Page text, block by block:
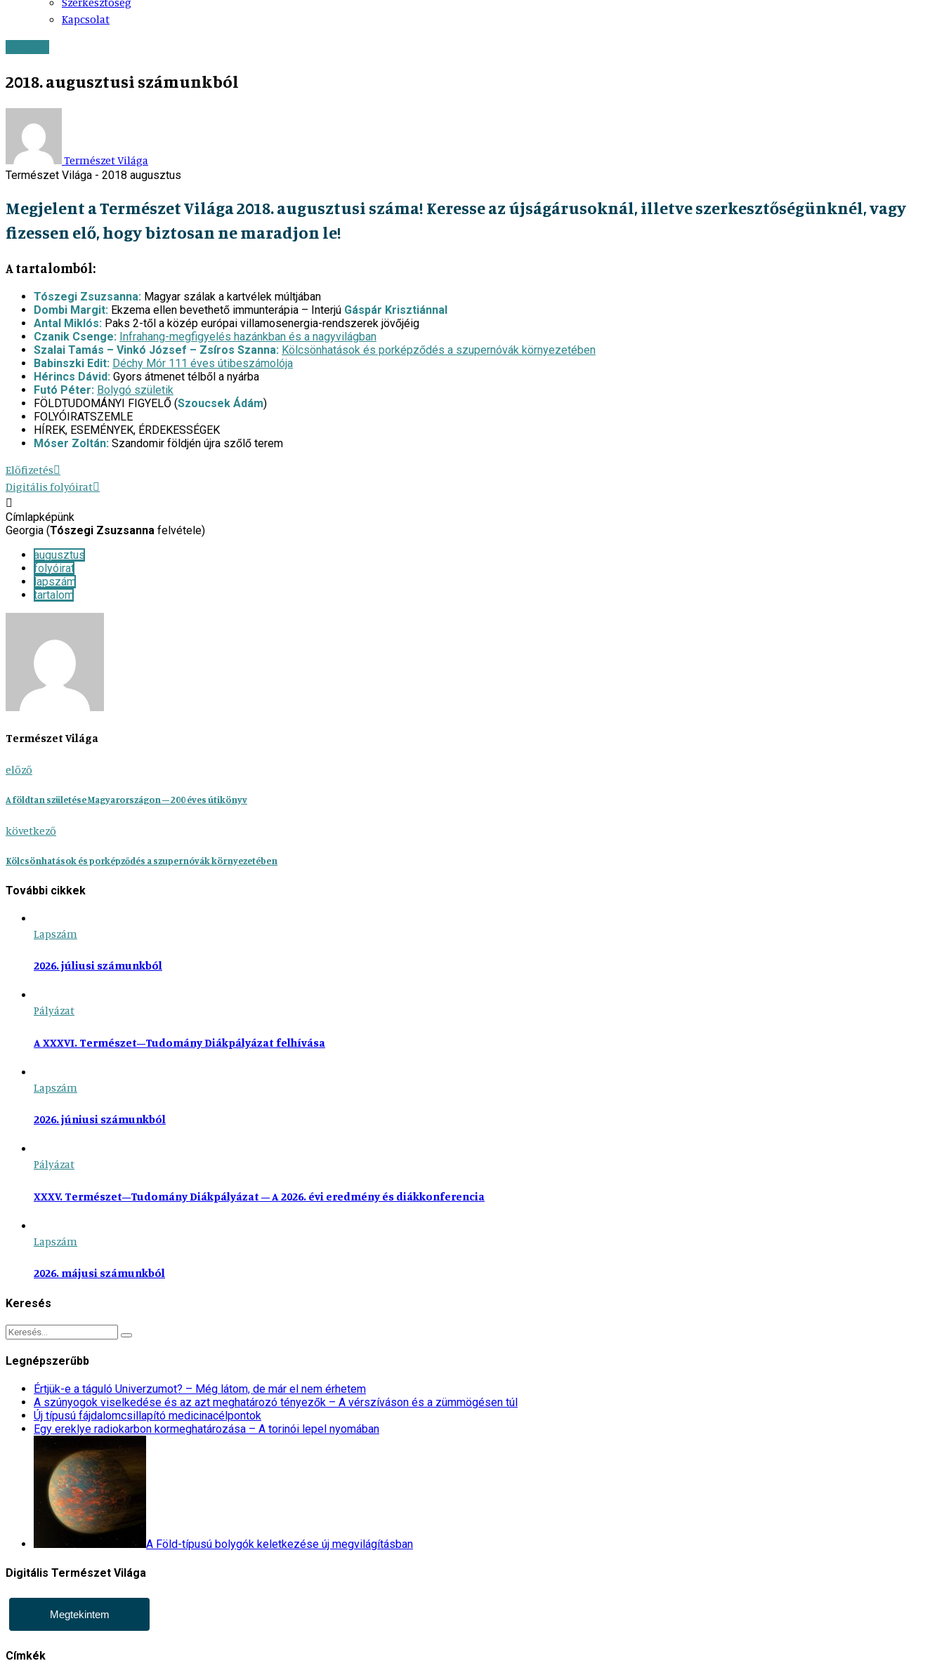
Kapcsolat
2018. augusztusi számunkból
Természet Világa
Természet Világa - 2018 augusztus
Megjelent a Természet Világa 2018. augusztusi száma! Keresse az újságárusoknál, illetve szerkesztőségünknél, vagy
fizessen elő, hogy biztosan ne maradjon le!
A tartalomból:
Tószegi Zsuzsanna: Magyar szálak a kartvélek múltjában
Dombi Margit: Ekzema ellen bevethető immunterápia – Interjú Gáspár Krisztiánnal
Antal Miklós: Paks 2-től a közép európai villamosenergia-rendszerek jövőjéig
Czanik Csenge: Infrahang-megfigyelés hazánkban és a nagyvilágban
Szalai Tamás – Vinkó József ­­– Zsíros Szanna: Kölcsönhatások és porképződés a szupernóvák környezetében
Babinszki Edit: Déchy Mór 111 éves útibeszámolója
Hérincs Dávid: Gyors átmenet télből a nyárba
Futó Péter: Bolygó születik
FÖLDTUDOMÁNYI FIGYELŐ (Szoucsek Ádám)
FOLYÓIRATSZEMLE
HÍREK, ESEMÉNYEK, ÉRDEKESSÉGEK
Móser Zoltán: Szandomir földjén újra szőlő terem
Előfizetés
Digitális folyóirat
Címlapképünk
Georgia (Tószegi Zsuzsanna felvétele)
augusztus
folyóirat
lapszám
tartalom
Természet Világa
előző
A földtan születése Magyarországon – 200 éves útikönyv
következő
Kölcsönhatások és porképződés a szupernóvák környezetében
További cikkek
Lapszám
2026. júliusi számunkból
Pályázat
A XXXVI. Természet–Tudomány Diákpályázat felhívása
Lapszám
2026. júniusi számunkból
Pályázat
XXXV. Természet–Tudomány Diákpályázat – A 2026. évi eredmény és diákkonferencia
Lapszám
2026. májusi számunkból
Keresés
Legnépszerűbb
Értjük-e a táguló Univerzumot? – Még látom, de már el nem érhetem
A szúnyogok viselkedése és az azt meghatározó tényezők – A vérszíváson és a zümmögésen túl
Új típusú fájdalomcsillapító medicinacélpontok
Egy ereklye radiokarbon kormeghatározása – A torinói lepel nyomában
A Föld-típusú bolygók keletkezése új megvilágításban
Digitális Természet Világa
Megtekintem
Címkék